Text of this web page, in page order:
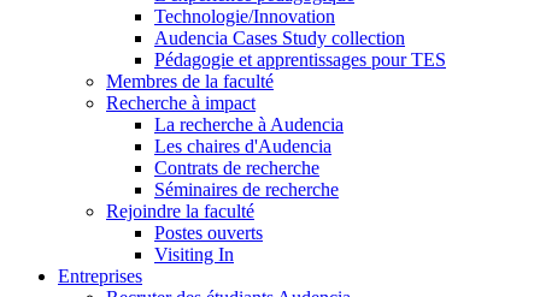
Technologie/Innovation
Audencia Cases Study collection
Pédagogie et apprentissages pour TES
Membres de la faculté
Recherche à impact
La recherche à Audencia
Les chaires d'Audencia
Contrats de recherche
Séminaires de recherche
Rejoindre la faculté
Postes ouverts
Visiting In
Entreprises